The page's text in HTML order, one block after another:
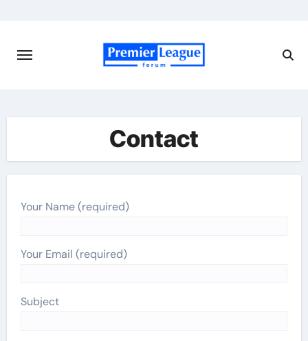
content
Contact
Your Name (required)
Your Email (required)
Subject